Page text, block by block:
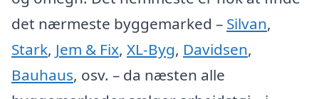
det nærmeste byggemarked – Silvan,
Stark, Jem & Fix, XL-Byg, Davidsen,
Bauhaus, osv. – da næsten alle